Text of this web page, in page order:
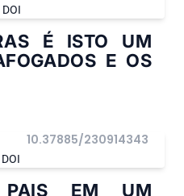
DOI
É ISTO UM
E OS
DOI
10.37885/230914343
PAIS EM UM